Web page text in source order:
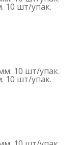
10 шт/упак.
шт/упак.
10 шт/упак.
шт/упак.